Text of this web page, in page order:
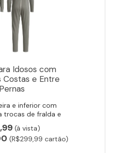
Idosos com
Costas e Entre
e inferior com
trocas de fralda e
(à vista)
(R$299,99 cartão)